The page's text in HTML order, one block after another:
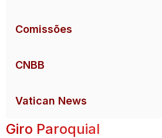
Comissões
CNBB
Vatican News
Giro Paroquial